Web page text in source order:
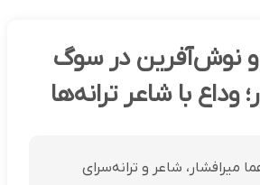
و نوش‌آفرین در سوگ
وداع با شاعر ترانه‌ها
میرافشار، شاعر و ترانه‌سرای